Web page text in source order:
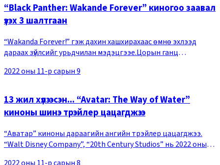
“Black Panther: Wakande Forever” киногоо заавал
үзэх 3 шалтгаан
“Wakanda Forever!” гэж дахин хашхирахаас өмнө эхлээд
дараах зүйлсийг урьдчилан мэдэцгээе.Цорын ганц
ангийн гол баатар Т&rsquoЧаллагийн дүрийг бүтээсэ
2022 оны 11-р сарын 9
13 жил хүлээсэн... “Avatar: The Way of Water”
киноны шинэ трэйлер цацагджээ
“Аватар” киноны дараагийн ангийн трэйлер цацагджээ.
“Walt Disney Company”, “20th Century Studios” нь 2022 оны